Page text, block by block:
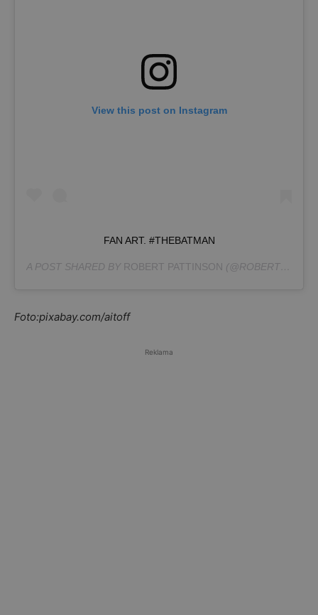
View this post on Instagram
FAN ART. #THEBATMAN
A POST SHARED BY ROBERT PATTINSON (@ROBERTPATTINSONOFFICIAL) ON
Foto:pixabay.com/aitoff
Reklama